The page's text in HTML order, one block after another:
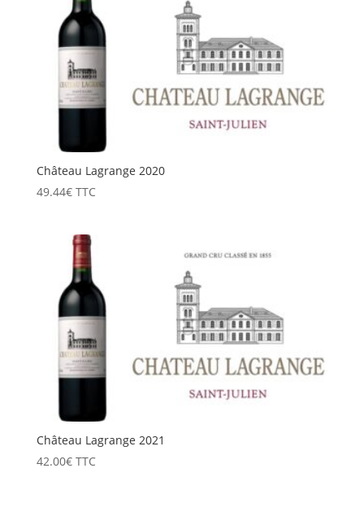
Château Lagrange 2020
49.44€ TTC
Château Lagrange 2021
42.00€ TTC